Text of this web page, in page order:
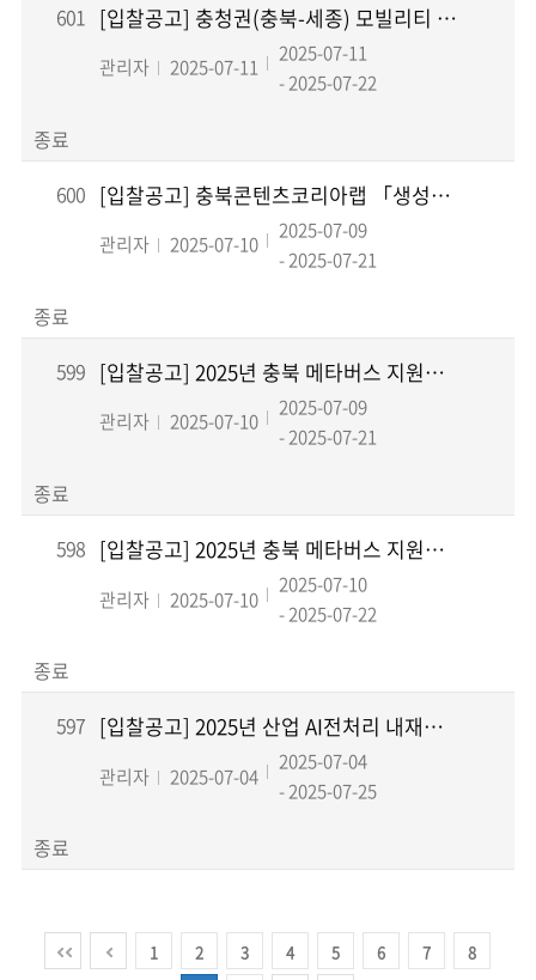
601
[입찰공고] 충청권(충북-세종) 모빌리티 사업 추진전략 기획 연구용역
관리자 2025-07-11
2025-07-11
- 2025-07-22
종료
600
[입찰공고] 충북콘텐츠코리아랩 「생성형AI활용 스토리x오디오」교육과정 위탁운영 용역 입찰공...
관리자 2025-07-10
2025-07-09
- 2025-07-21
종료
599
[입찰공고] 2025년 충북 메타버스 지원센터 운영 사업 캠퍼스 운영 용역 입찰공고
관리자 2025-07-10
2025-07-09
- 2025-07-21
종료
598
[입찰공고] 2025년 충북 메타버스 지원센터 운영 사업 기술지원 위탁 용역 입찰공고
관리자 2025-07-10
2025-07-10
- 2025-07-22
종료
597
[입찰공고] 2025년 산업 AI전처리 내재화 컨설팅 운영 용역
관리자 2025-07-04
2025-07-04
- 2025-07-25
종료
1 2 3 4 5 6 7 8